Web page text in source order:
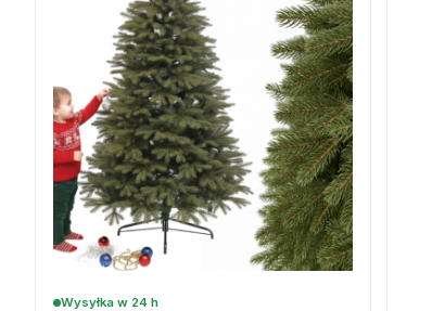
Wysyłka w 24 h